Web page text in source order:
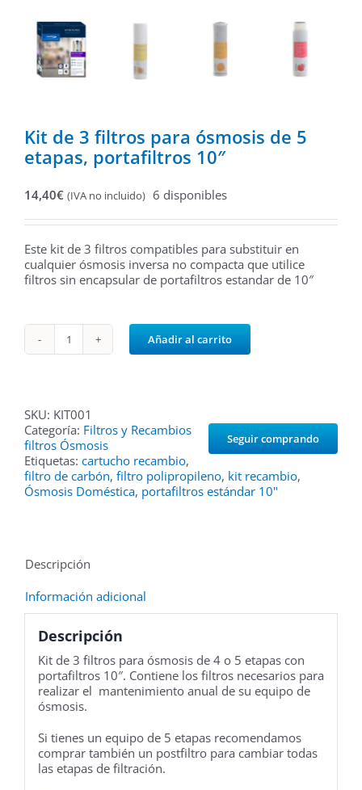
Kit de 3 filtros para ósmosis de 5
etapas, portafiltros 10″
14,40€ (IVA no incluido) 6 disponibles
Este kit de 3 filtros compatibles para substituir en
cualquier ósmosis inversa no compacta que utilice
filtros sin encapsular de portafiltros estandar de 10″
Kit
para
ósmosis
de
5
etapas,
portafiltros
10"
Añadir al carrito
Seguir comprando
SKU: KIT001
Categoría: Filtros y Recambios
filtros Ósmosis
Etiquetas: cartucho recambio,
filtro de carbón, filtro polipropileno, kit recambio,
Ósmosis Doméstica, portafiltros estándar 10"
Descripción
Información adicional
Descripción
Kit de 3 filtros para ósmosis de 4 o 5 etapas con
portafiltros 10″. Contiene los filtros necesarios para
realizar el mantenimiento anual de su equipo de
ósmosis.
Si tienes un equipo de 5 etapas recomendamos
comprar también un postfiltro para cambiar todas
las etapas de filtración.